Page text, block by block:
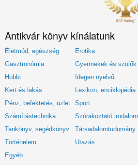
Antikvár könyv kínálatunk
Életmód, egészség Erotika
Gasztronómia
Gyermekek és szülők
Hobbi
Idegen nyelvű
Kert és lakás
Lexikon, enciklopédia
Pénz, befektetés, üzlet
Sport
Számítástechnika
Szórakoztató irodalom
Tankönyv, segédkönyv
Társadalomtudomány
Történelem
Utazás
Egyéb